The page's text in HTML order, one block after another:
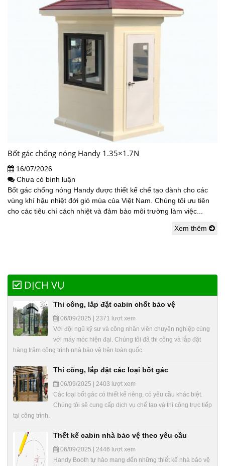
Bốt gác chống nóng Handy 1.35×1.7N
16/07/2026
Chưa có bình luận
Bốt gác chống nóng Handy được thiết kế chế tạo dành cho các
vùng khí hậu nhiệt đới gió mùa của Việt Nam. Chúng tôi ưu tiên
cho các tiêu chí cách nhiệt và đảm bảo môi trường làm việc...
Xem thêm
DỊCH VỤ
Thi công, lắp đặt cabin chốt bảo vệ
06/09/2025 | 2371 lượt xem
Với đội ngũ kỹ sư và công nhân viên chuyên nghiệp cùng
với máy móc hiện đại. Chúng tôi đã thi công và lắp đặt
hàng trăm công trình nhà bảo vệ trên toàn quốc.
Thi công, lắp đặt các loại bốt gác
06/09/2025 | 2403 lượt xem
Các loại bốt gác có thiết kế riêng, có yêu cầu khác biệt.
Chúng tôi sẽ cung cấp dịch vụ chế tạo và thi công trực tiếp
tại công trình.
Thết kế cabin nhà bảo vệ theo yêu cầu
06/09/2025 | 2446 lượt xem
Handy Booth tự hào mang đến những thiết kế nhà bảo vệ